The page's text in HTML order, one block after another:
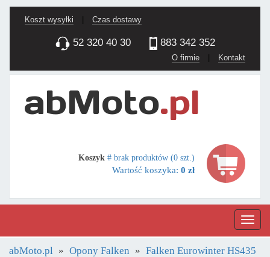
Koszt wysyłki Czas dostawy
52 320 40 30 883 342 352
O firmie | Kontakt
Koszyk # brak produktów (0 szt.)
Wartość koszyka: 0 zł
abMoto.pl Opony Falken
Falken Eurowinter HS435